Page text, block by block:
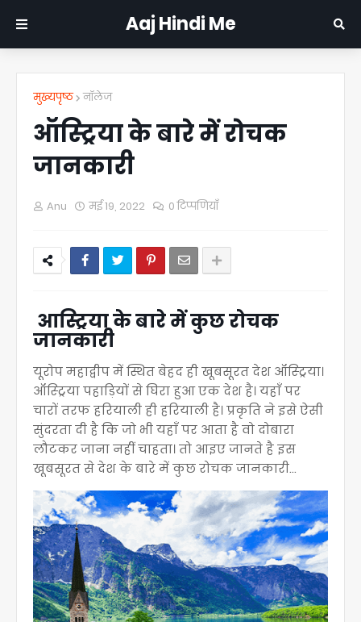
Aaj Hindi Me
मुख्यपृष्ठ नॉलेज
ऑस्ट्रिया के बारे में रोचक
जानकारी
Anu मई 19, 2022 0 टिप्पणियाँ
आस्ट्रिया के बारे में ‌कुछ रोचक
जानकारी
यूरोप महाद्वीप में स्थित बेहद ही खूबसूरत देश ऑस्ट्रिया।
ऑस्ट्रिया पहाड़ियों से घिरा हुआ एक देश है। यहाँ पर
चारों तरफ हरियाली ही हरियाली है। प्रकृति ने इसे ऐसी
सुंदरता दी है कि जो भी यहाँ पर आता है वो दोबारा
लौटकर जाना नहीं चाहता। तो आइए जानते है इस
खूबसूरत से देश के बारे में कुछ रोचक जानकारी...